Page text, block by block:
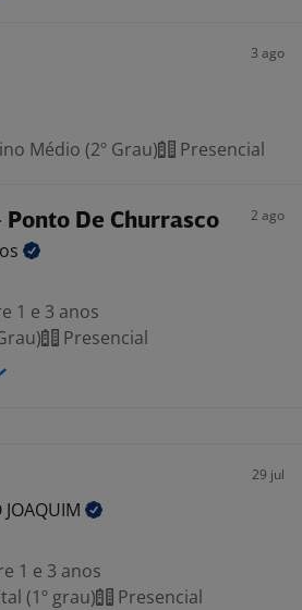
3 ago
Médio (2º Grau) Presencial
De Churrasco 2 ago
1 e 3 anos
Presencial
29 jul
JOAQUIM
1 e 3 anos
(1º grau)
Presencial